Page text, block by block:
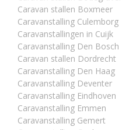
Caravan stallen Boxmeer
Caravanstalling Culemborg
Caravanstallingen in Cuijk
Caravanstalling Den Bosch
Caravan stallen Dordrecht
Caravanstalling Den Haag
Caravanstalling Deventer
Caravanstalling Eindhoven
Caravanstalling Emmen
Caravanstalling Gemert